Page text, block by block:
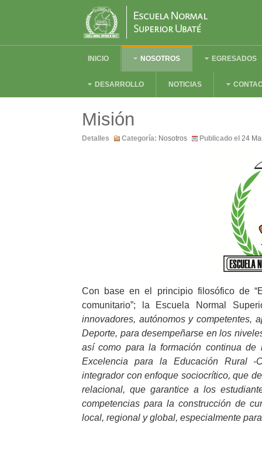
INICIO NOSOTROS EGRESADOS
DESARROLLO NOTICIAS
Misión
Detalles Categoría: Nosotros Publicado el 24
Con base en el principio filosófico de
comunitario”; la Escuela Normal
innovadores, autónomos y competentes,
Deporte, para desempeñarse en los
así como para la formación continua de
Excelencia para la Educación Rural -
integrador con enfoque sociocrítico, que
relacional, que garantice a los
competencias para la construcción de
local, regional y global, especialmente